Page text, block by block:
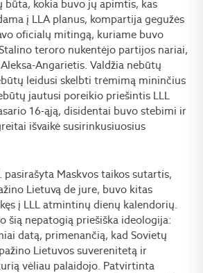
būta, kokia buvo jų apimtis, kas
į LLA planus, kompartija gegužės
oficialų mitingą, kuriame buvo
teroro nukentėjo partijos nariai,
Angarietis. Valdžia nebūtų
leidusi skelbti trėmimą mininčius
jautusi poreikio priešintis LLL
16-ąją, disidentai buvo stebimi ir
išvaikė susirinkusiuosius
pasirašyta Maskvos taikos sutartis,
Lietuvą de jure, buvo kitas
į LLL atmintinų dienų kalendorių.
šią nepatogią priešiška ideologija:
datą, primenančią, kad Sovietų
Lietuvos suverenitetą ir
vėliau palaidojo. Patvirtinta